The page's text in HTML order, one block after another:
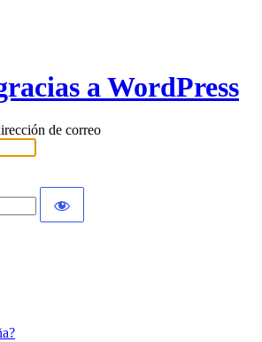
a WordPress
de correo